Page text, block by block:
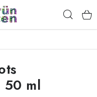
50 ml